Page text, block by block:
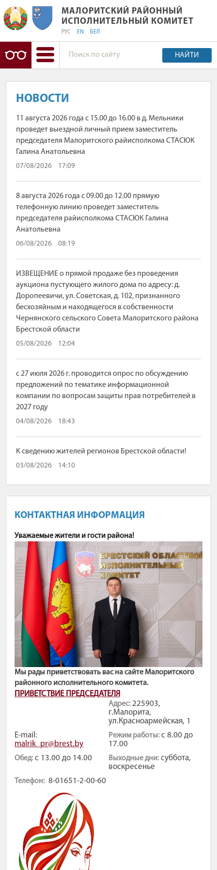
МАЛОРИТСКИЙ РАЙОННЫЙ
МАЛОРИТСКИЙ РАЙОННЫЙ
ИСПОЛНИТЕЛЬНЫЙ КОМИТЕТ
РУС EN БЕЛ
НАЙТИ
НОВОСТИ
11 августа 2026 года с 15.00 до 16.00 в д. Мельники
проведет выездной личный прием заместитель
председателя Малоритского райисполкома СТАСЮК
Галина Анатольевна
07/08/2026 17:09
8 августа 2026 года с 09.00 до 12.00 прямую
телефонную линию проведет заместитель
председателя райисполкома СТАСЮК Галина
Анатольевна
06/08/2026 08:19
ИЗВЕЩЕНИЕ о прямой продаже без проведения
аукциона пустующего жилого дома по адресу: д.
Доропеевичи, ул. Советская, д. 102, признанного
бесхозяйным и находящегося в собственности
Чернянского сельского Совета Малоритского района
Брестской области
05/08/2026 12:04
с 27 июля 2026 г. проводится опрос по обсуждению
предложений по тематике информационной
компании по вопросам защиты прав потребителей в
2027 году
04/08/2026 18:43
К сведению жителей регионов Брестской области!
03/08/2026 14:10
КОНТАКТНАЯ ИНФОРМАЦИЯ
Уважаемые жители и гости района!
Мы рады приветствовать вас на сайте Малоритского
районного исполнительного комитета.
ПРИВЕТСТВИЕ ПРЕДСЕДАТЕЛЯ
Адрес:225903,
г.Малорита,
ул.Красноармейская, 1
E-mail:
malrik_рr@brest.by
Режим работы:с 8.00 до
17.00
Обед:с 13.00 до 14.00 Выходные дни:суббота,
воскресенье
Телефон:8-01651-2-00-60